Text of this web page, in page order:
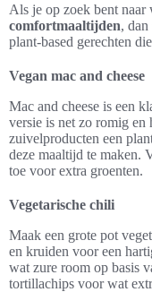
Als je op zoek bent
comfortmaaltijden,
plant-based gerechten
Vegan mac and cheese
Mac and cheese is een
versie is net zo romig
zuivelproducten een
deze maaltijd te maken.
toe voor extra groenten.
Vegetarische chili
Maak een grote pot
en kruiden voor een
wat zure room op basis
tortillachips voor wat